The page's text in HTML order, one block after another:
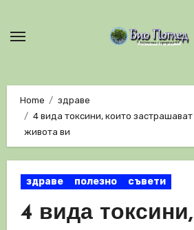
Home
здраве
4 вида токсини, които застрашават
живота ви
здраве полезно съвети
4 вида